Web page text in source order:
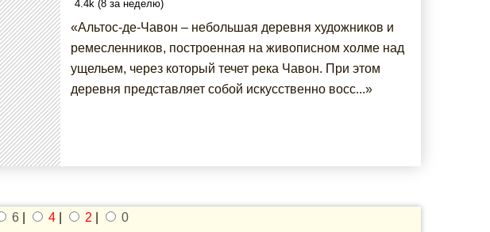
4.4k (8 за неделю)
«Альтос-де-Чавон – небольшая деревня художников и
ремесленников, построенная на живописном холме над
ущельем, через который течет река Чавон. При этом
деревня представляет собой искусственно восс...»
6| 4| 2 0